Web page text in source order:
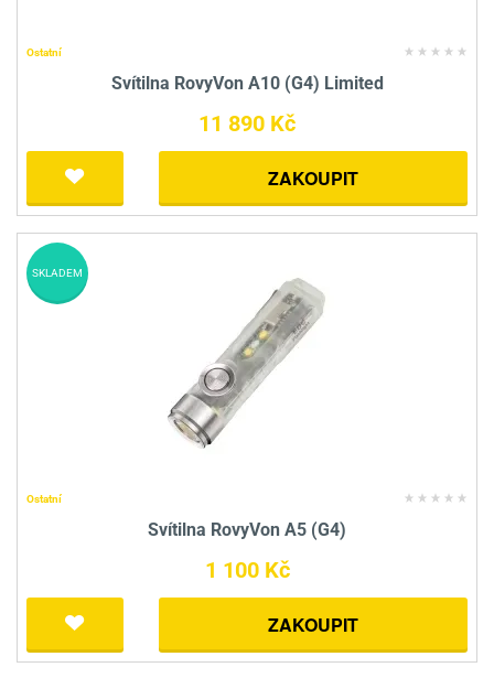
Ostatní
Svítilna RovyVon A10 (G4) Limited
11 890 Kč
ZAKOUPIT
Ostatní
Svítilna RovyVon A5 (G4)
1 100 Kč
ZAKOUPIT
SKLADEM